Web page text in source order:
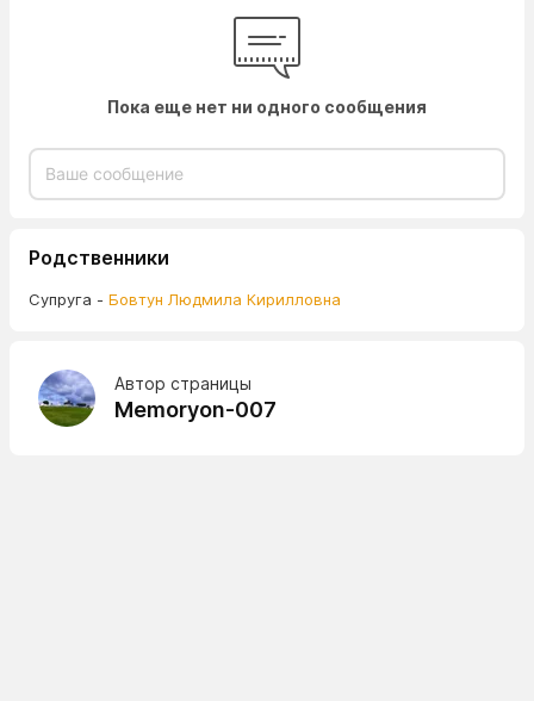
Пока еще нет ни одного сообщения
Родственники
Супруга - Бовтун Людмила Кирилловна
Автор страницы
Memoryon-007